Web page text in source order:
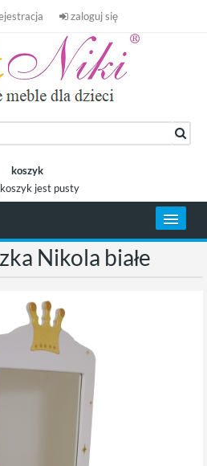
zaloguj się
koszyk
jest pusty
Nikola białe